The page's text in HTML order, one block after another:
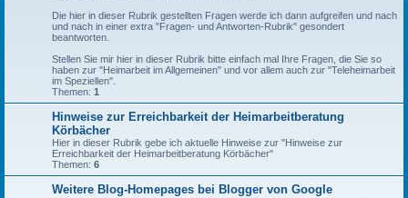
Die hier in dieser Rubrik gestellten Fragen werde ich dann aufgreifen und nach
und nach in einer extra "Fragen- und Antworten-Rubrik" gesondert
beantworten.
Stellen Sie mir hier in dieser Rubrik bitte einfach mal Ihre Fragen, die Sie so
haben zur "Heimarbeit im Allgemeinen" und vor allem auch zur "Teleheimarbeit
im Speziellen".
Themen: 1
Hinweise zur Erreichbarkeit der Heimarbeitberatung
Körbächer
Hier in dieser Rubrik gebe ich aktuelle Hinweise zur "Hinweise zur
Erreichbarkeit der Heimarbeitberatung Körbächer"
Themen: 6
Weitere Blog-Homepages bei Blogger von Google